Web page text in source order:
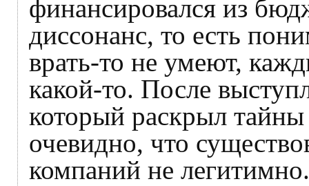
финансировался из
диссонанс, то есть
врать-то не умеют,
какой-то. После
который раскрыл
очевидно, что
компаний не легитимно.